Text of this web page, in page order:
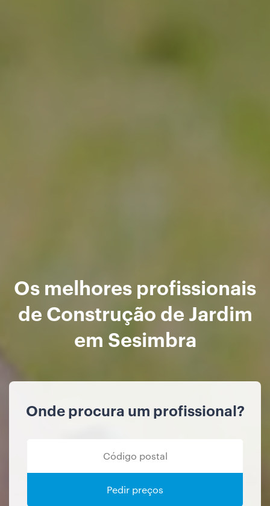
Os melhores profissionais
de Construção de Jardim
em Sesimbra
Onde procura um profissional?
Pedir preços